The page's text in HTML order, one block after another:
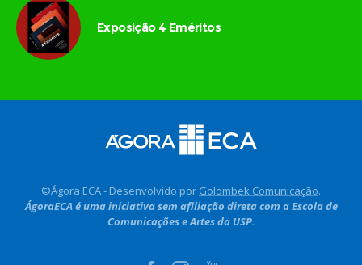
Exposição 4 Eméritos
©Ágora ECA - Desenvolvido por Golombek Comunicação.
ÁgoraECA é uma iniciativa sem afiliação direta com a Escola de
Comunicações e Artes da USP.